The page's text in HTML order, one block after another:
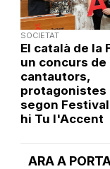
ARA A
SOCIETAT
El català de la
un concurs de
cantautors,
protagonistes
segon
hi Tu l'Accent